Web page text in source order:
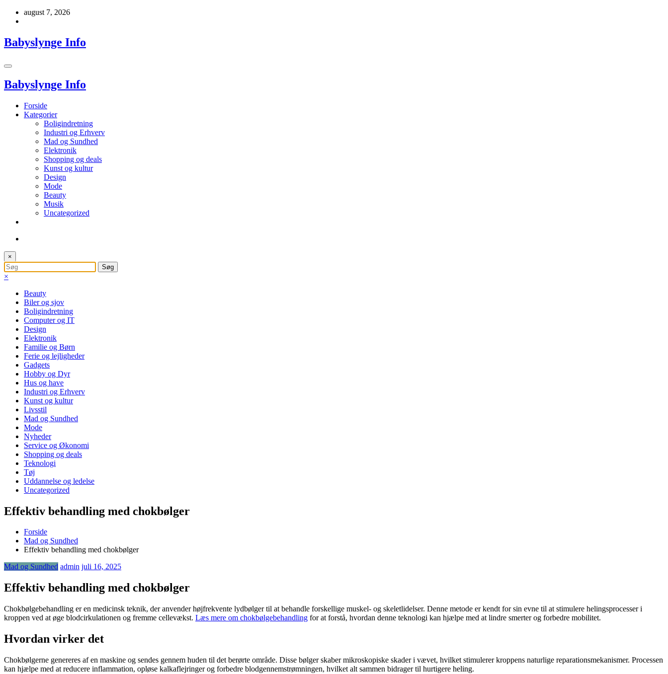
Videreaugust 7, 2026
Babyslynge Info
Babyslynge Info
Forside
Kategorier
Boligindretning
Industri og Erhverv
Mad og Sundhed
Elektronik
Shopping og deals
Kunst og kultur
Design
Mode
Beauty
Musik
Uncategorized
×
×
Beauty
Biler og sjov
Boligindretning
Computer og IT
Design
Elektronik
Familie og Børn
Ferie og lejligheder
Gadgets
Hobby og Dyr
Hus og have
Industri og Erhverv
Kunst og kultur
Livsstil
Mad og Sundhed
Mode
Nyheder
Service og Økonomi
Shopping og deals
Teknologi
Tøj
Uddannelse og ledelse
Uncategorized
Effektiv behandling med chokbølger
Forside
Mad og Sundhed
Effektiv behandling med chokbølger
Mad og Sundhed admin juli 16, 2025
Effektiv behandling med chokbølger
Chokbølgebehandling er en medicinsk teknik, der anvender højfrekvente lydbølger til at behandle forskellige muskel- og skeletlidelser. Denne metode er kendt for sin evne til at stimulere helingsprocesser i
kroppen ved at øge blodcirkulationen og fremme cellevækst. Læs mere om chokbølgebehandling for at forstå, hvordan denne teknologi kan hjælpe med at lindre smerter og forbedre mobilitet.
Hvordan virker det
Chokbølgerne genereres af en maskine og sendes gennem huden til det berørte område. Disse bølger skaber mikroskopiske skader i vævet, hvilket stimulerer kroppens naturlige reparationsmekanismer. Processen
kan hjælpe med at reducere inflammation, opløse kalkaflejringer og forbedre blodgennemstrømningen, hvilket alt sammen bidrager til hurtigere heling.